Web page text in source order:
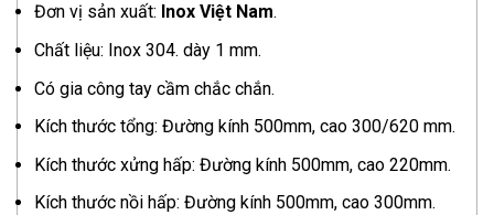
Đơn vị sản xuất: Inox Việt Nam.
Chất liệu: Inox 304. dày 1 mm.
Có gia công tay cầm chắc chắn.
Kích thước tổng: Đường kính 500mm, cao 300/620 mm.
Kích thước xửng hấp: Đường kính 500mm, cao 220mm.
Kích thước nồi hấp: Đường kính 500mm, cao 300mm.